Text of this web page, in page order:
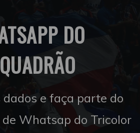
DO
dados e faça parte do
Whatsap do Tricolor